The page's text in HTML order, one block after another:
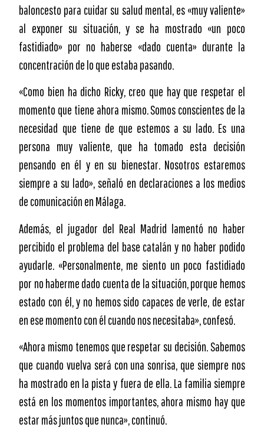
baloncesto para cuidar su salud mental, es «muy valiente»
al exponer su situación, y se ha mostrado «un poco
fastidiado» por no haberse «dado cuenta» durante la
concentración de lo que estaba pasando.
«Como bien ha dicho Ricky, creo que hay que respetar el
momento que tiene ahora mismo. Somos conscientes de la
necesidad que tiene de que estemos a su lado. Es una
persona muy valiente, que ha tomado esta decisión
pensando en él y en su bienestar. Nosotros estaremos
siempre a su lado», señaló en declaraciones a los medios
de comunicación en Málaga.
Además, el jugador del Real Madrid lamentó no haber
percibido el problema del base catalán y no haber podido
ayudarle. «Personalmente, me siento un poco fastidiado
por no haberme dado cuenta de la situación, porque hemos
estado con él, y no hemos sido capaces de verle, de estar
en ese momento con él cuando nos necesitaba», confesó.
«Ahora mismo tenemos que respetar su decisión. Sabemos
que cuando vuelva será con una sonrisa, que siempre nos
ha mostrado en la pista y fuera de ella. La familia siempre
está en los momentos importantes, ahora mismo hay que
estar más juntos que nunca», continuó.